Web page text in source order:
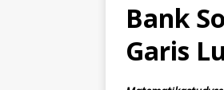
Bank
Garis